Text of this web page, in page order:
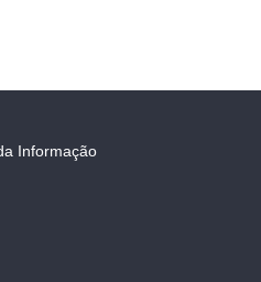
Informação